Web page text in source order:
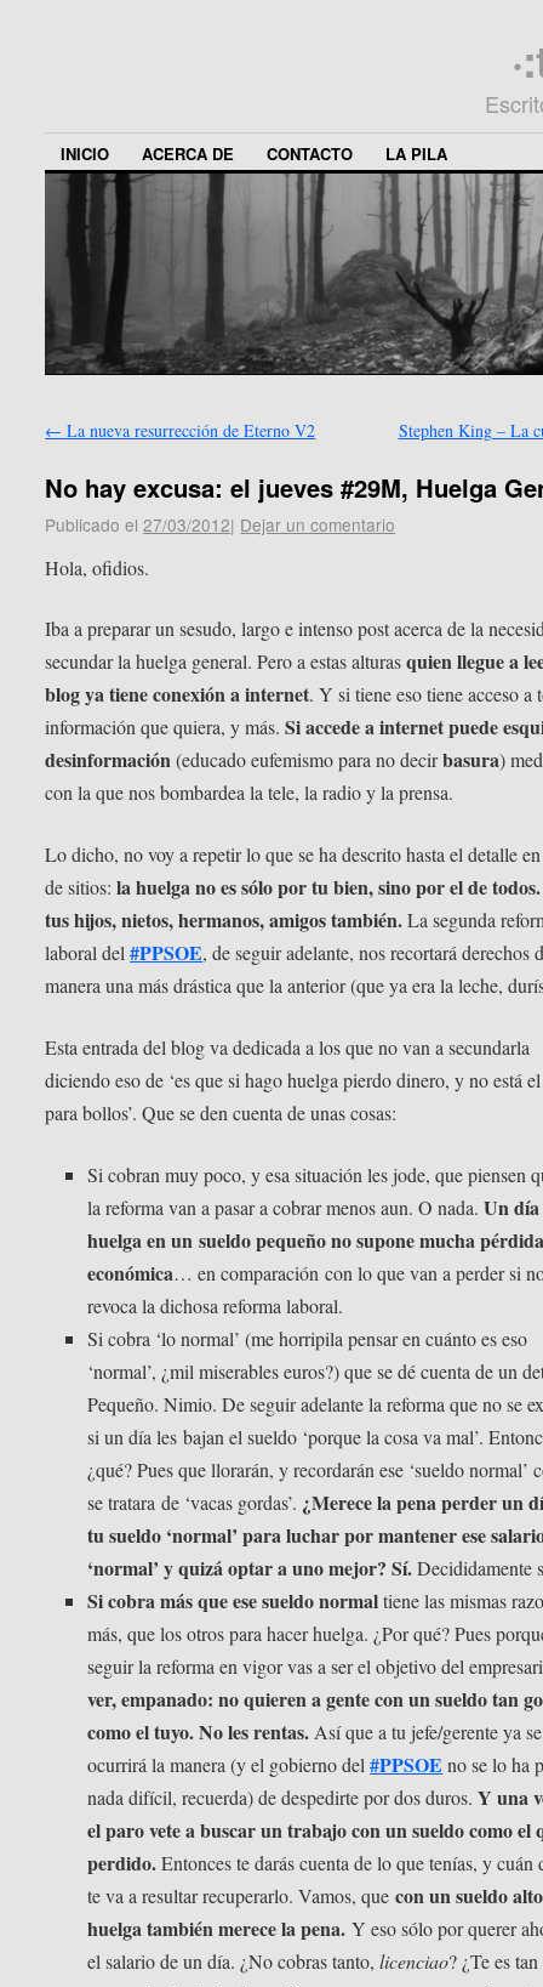
INICIO ACERCA DE CONTACTO LA PILA
← La nueva resurrección de Eterno V2 Stephen King – La
No hay excusa: el jueves #29M, Huelga
Publicado el 27/03/2012| Dejar un comentario
Hola, ofidios.
Iba a preparar un sesudo, largo e intenso post acerca de la
secundar la huelga general. Pero a estas alturasquien llegue a
blog ya tiene conexión a internet. Y si tiene eso tiene acceso a
información que quiera, y más.Si accede a internet puede
desinformación(educado eufemismo para no decirbasura)
con la que nos bombardea la tele, la radio y la prensa.
Lo dicho, no voy a repetir lo que se ha descrito hasta el detalle
de sitios:la huelga no es sólo por tu bien, sino por el de
tus hijos, nietos, hermanos, amigos también.La segunda
laboral del#PPSOE, de seguir adelante, nos recortará derechos
manera una más drástica que la anterior (que ya era la leche,
Esta entrada del blog va dedicada a los que no van a secundarla
diciendo eso de ‘es que si hago huelga pierdo dinero, y no está
para bollos’. Que se den cuenta de unas cosas:
Si cobran muy poco, y esa situación les jode, que piensen
la reforma van a pasar a cobrar menos aun. O nada.Un día
huelga en un sueldo pequeño no supone mucha
económica… en comparación con lo que van a perder si
revoca la dichosa reforma laboral.
Si cobra ‘lo normal’ (me horripila pensar en cuánto es eso
‘normal’, ¿mil miserables euros?) que se dé cuenta de un
Pequeño. Nimio. De seguir adelante la reforma que no se
si un día les bajan el sueldo ‘porque la cosa va mal’.
¿qué? Pues que llorarán, y recordarán ese ‘sueldo normal’
se tratara de ‘vacas gordas’. ¿Merece la pena perder un
tu sueldo ‘normal’ para luchar por mantener ese
‘normal’ y quizá optar a uno mejor? Sí.Decididamente
Si cobra más que ese sueldo normaltiene las mismas
más, que los otros para hacer huelga. ¿Por qué? Pues
seguir la reforma en vigor vas a ser el objetivo del
ver, empanado: no quieren a gente con un sueldo tan
como el tuyo. No les rentas. Así que a tu jefe/gerente ya
ocurrirá la manera (y el gobierno del#PPSOE no se lo ha
nada difícil, recuerda) de despedirte por dos duros.Y una
el paro vete a buscar un trabajo con un sueldo como el
perdido.Entonces te darás cuenta de lo que tenías, y
te va a resultar recuperarlo. Vamos, quecon un sueldo
huelga también merece la pena. Y eso sólo por querer
el salario de un día. ¿No cobras tanto,licenciao? ¿Te es tan